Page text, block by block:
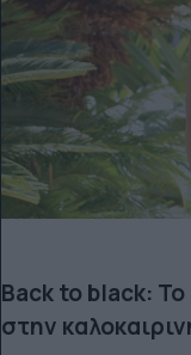
Back to black:
στην